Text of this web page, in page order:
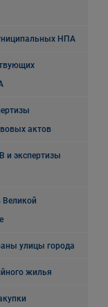
НПА
актов
и экспертизы
Великой
улицы города
жилья